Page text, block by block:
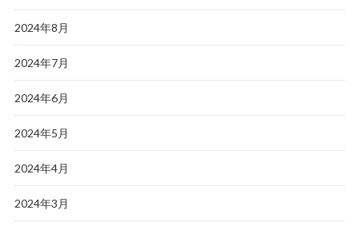
2024年8月
2024年7月
2024年6月
2024年5月
2024年4月
2024年3月